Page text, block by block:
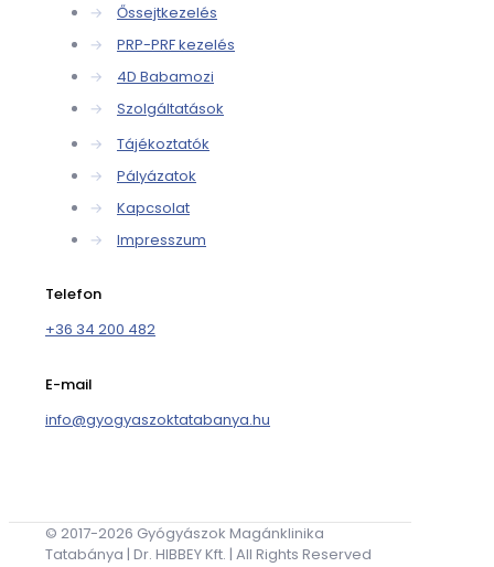
→
Őssejtkezelés
→
PRP-PRF kezelés
→
4D Babamozi
→
Szolgáltatások
→
Tájékoztatók
→
Pályázatok
→
Kapcsolat
→
Impresszum
Telefon
+36 34 200 482
E-mail
info@gyogyaszoktatabanya.hu
© 2017-2026 Gyógyászok Magánklinika
Tatabánya | Dr. HIBBEY Kft. | All Rights Reserved